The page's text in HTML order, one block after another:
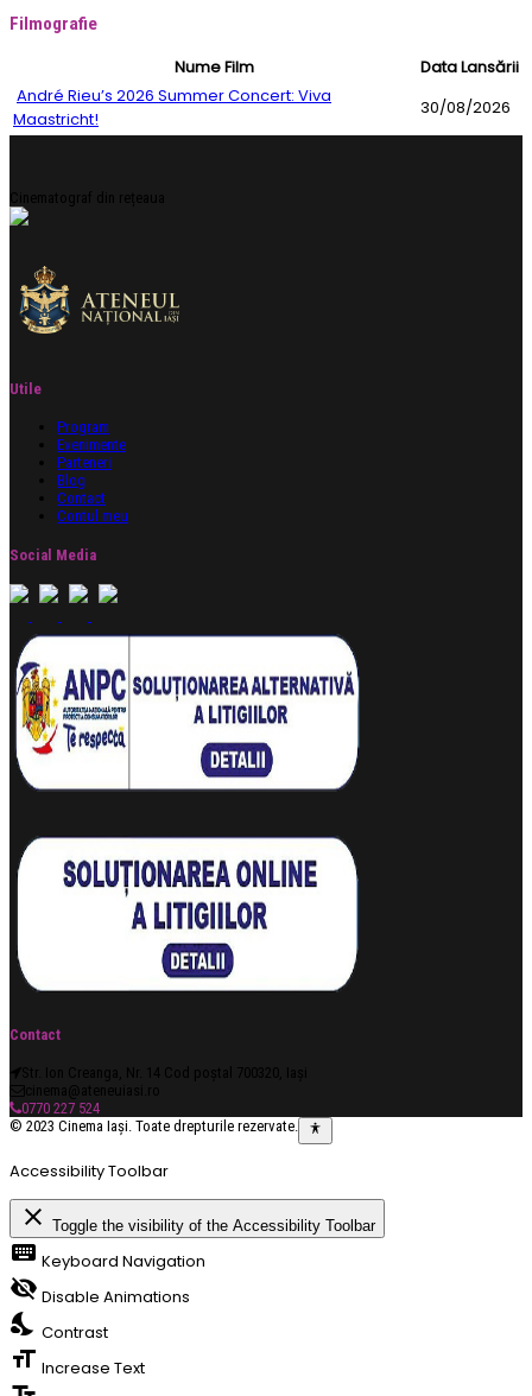
Filmografie
Nume Film
Data Lansării
André Rieu’s 2026 Summer Concert: Viva
Maastricht!
30/08/2026
Cinematograf din rețeaua
Utile
Program
Evenimente
Parteneri
Blog
Contact
Contul meu
Social Media
Contact
Str. Ion Creanga, Nr. 14 Cod poștal 700320, Iași
cinema@ateneuiasi.ro
0770 227 524
© 2023 Cinema Iași. Toate drepturile rezervate.
Accessibility Toolbar
close Toggle the visibility of the Accessibility Toolbar
keyboard Keyboard Navigation
visibility_off Disable Animations
nights_stay Contrast
format_size Increase Text